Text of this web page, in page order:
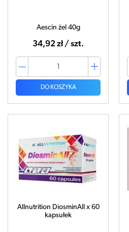
Aescin żel 40g
34,92 zł / szt.
DO KOSZYKA
Allnutrition DiosminAll x 60
kapsułek